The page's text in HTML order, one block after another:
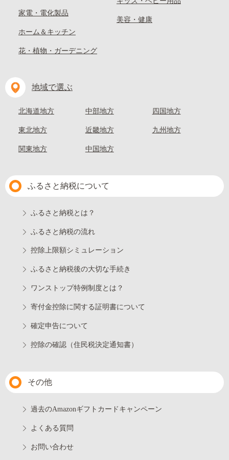
家電・電化製品
ホーム＆キッチン
花・植物・ガーデニング
美容・健康
地域で選ぶ
北海道地方
東北地方
関東地方
中部地方
近畿地方
中国地方
四国地方
九州地方
ふるさと納税について
ふるさと納税とは？
ふるさと納税の流れ
控除上限額シミュレーション
ふるさと納税後の大切な手続き
ワンストップ特例制度とは？
寄付金控除に関する証明書について
確定申告について
控除の確認（住民税決定通知書）
その他
過去のAmazonギフトカードキャンペーン
よくある質問
お問い合わせ